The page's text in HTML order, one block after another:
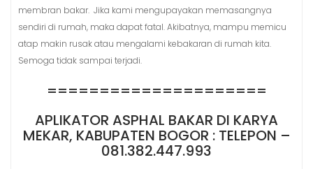
membran bakar. Jika kami mengupayakan memasangnya
sendiri di rumah, maka dapat fatal. Akibatnya, mampu memicu
atap makin rusak atau mengalami kebakaran di rumah kita.
Semoga tidak sampai terjadi.
=====================
APLIKATOR ASPHAL BAKAR DI KARYA
MEKAR, KABUPATEN BOGOR : TELEPON –
081.382.447.993